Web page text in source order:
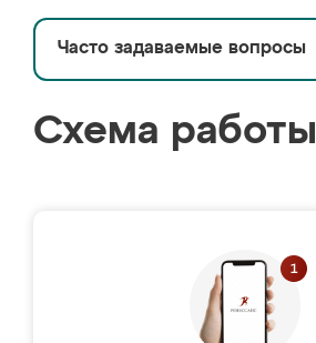
Часто задаваемые вопросы
Схема работы